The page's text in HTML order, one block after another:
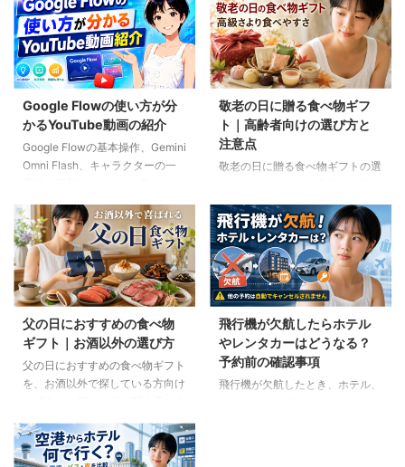
Google Flowの使い方が分
かるYouTube動画の紹介
Google Flowの基本操作、Gemini
Omni Flash、キャラクターの一
研究室の長編動画18本を、目的別
に分かりやすく紹介します。
敬老の日に贈る食べ物ギフ
ト｜高齢者向けの選び方と
注意点
敬老の日に贈る食べ物ギフトの選
力や好み、食事制限、保存方法に
配慮しながら、和菓子、スープ、
ご飯のお供、やわらか食などの候
補をわかりやすく解説します。
父の日におすすめの食べ物
ギフト｜お酒以外の選び方
父の日におすすめの食べ物ギフト
を、お酒以外で探している方向け
など、父の好みに合わせた選び方
と注意点を解説します。
飛行機が欠航したらホテル
やレンタカーはどうなる？
予約前の確認事項
飛行機が欠航したとき、ホテル、